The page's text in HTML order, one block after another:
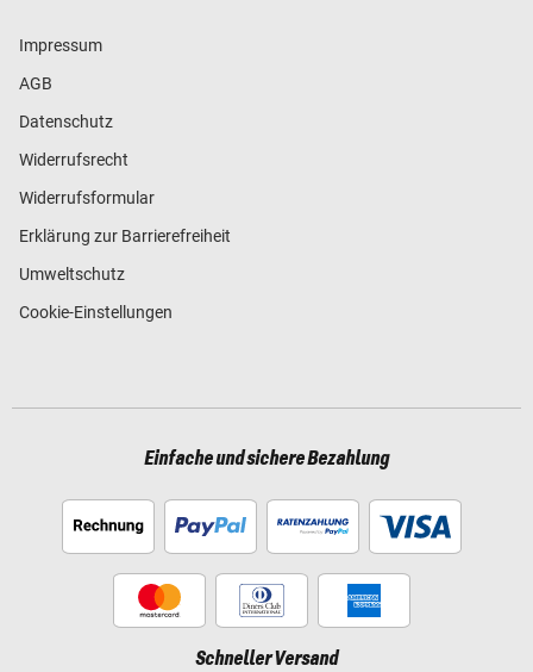
Impressum
AGB
Datenschutz
Widerrufsrecht
Widerrufsformular
Erklärung zur Barrierefreiheit
Umweltschutz
Cookie-Einstellungen
Einfache und sichere Bezahlung
Schneller Versand